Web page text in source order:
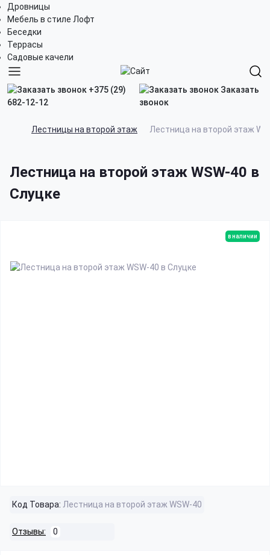
Дровницы
Мебель в стиле Лофт
Беседки
Террасы
Садовые качели
+375 (29)
682-12-12
Заказать
звонок
Лестницы на второй этаж Лестница на второй этаж
Лестница на второй этаж WSW-40 в
Слуцке
в наличии
Код Товара: Лестница на второй этаж WSW-40
Отзывы: 0